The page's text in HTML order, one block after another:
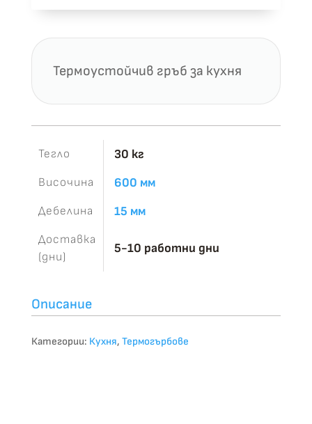
К212
Термоустойчив гръб за кухня
Тегло 30 кг
Височина 600 мм
Дебелина 15 мм
Доставка
(дни)
5-10 работни дни
Описание
Категории: Кухня, Термогърбове